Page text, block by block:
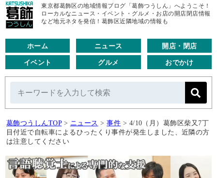
東京都葛飾区の地域情報ブログ「葛飾つうしん」へようこそ！
ローカルなニュース・イベント・グルメ・お店の開店閉店情報
など地元ネタを発信！葛飾区近隣地域の情報も
ホーム ニュース 開店・閉店
イベント グルメ おでかけ
葛飾つうしんTOP > ニュース > 事件 > 4/10（月）葛飾区柴又7丁
目付近で自転車によるひったくり事件が発生しました、近隣の方
は注意してください